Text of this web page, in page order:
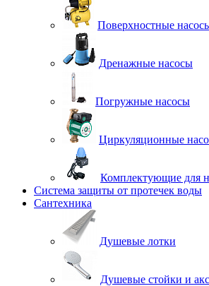
Поверхностные
Дренажные насосы
Погружные насосы
Циркуляционные
Комплектующие для
Система защиты от протечек воды
Сантехника
Душевые лотки
Душевые стойки и